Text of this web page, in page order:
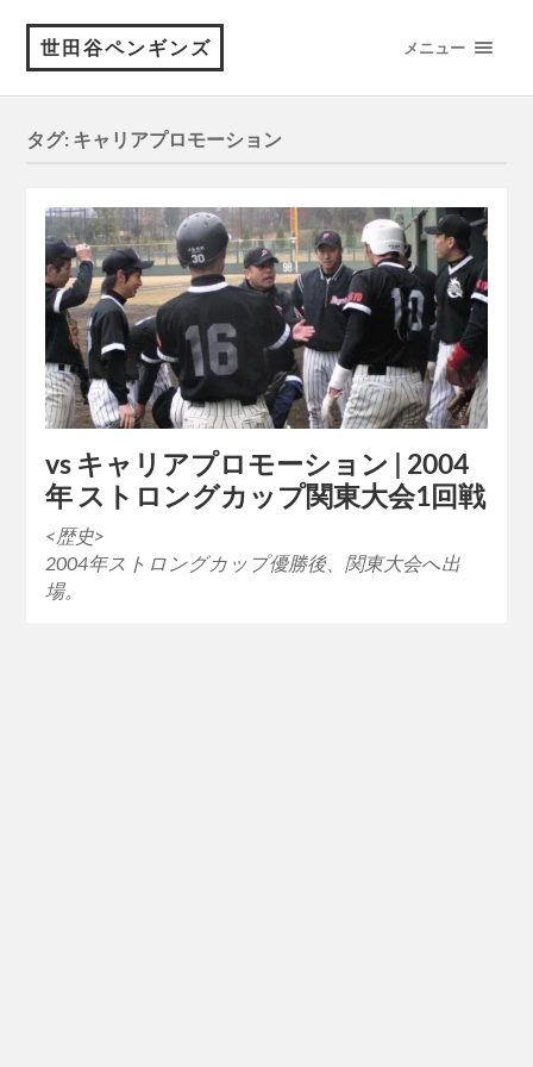
世田谷ペンギンズ メニュー
タグ: キャリアプロモーション
vs キャリアプロモーション | 2004
年 ストロングカップ関東大会1回戦
<歴史>
2004年ストロングカップ優勝後、関東大会へ出
場。